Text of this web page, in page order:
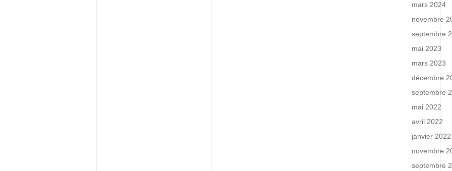
mars 2024
novembre
septembre
mai 2023
mars 2023
décembre
septembre
mai 2022
avril 2022
janvier 2022
novembre
septembre